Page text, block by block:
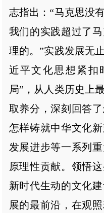
志指出：“马克思没
我们的实践超过了
理的。”实践发展无
近平文化思想紧扣
局”，从人类历史上
取养分，深刻回答
怎样铸就中华文化
发展进步等一系列
原理性贡献。领悟
新时代生动的文化
展的最前沿，在观